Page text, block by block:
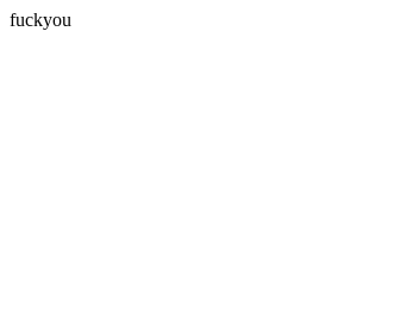
fuckyou